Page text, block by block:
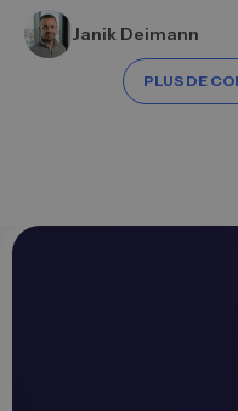
Janik Deimann
PLUS DE